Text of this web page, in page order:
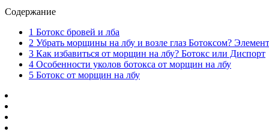
Содержание
1 Ботокс бровей и лба
2 Убрать морщины на лбу и возле глаз Ботоксом?
3 Как избавиться от морщин на лбу? Ботокс или Диспорт
4 Особенности уколов ботокса от морщин на лбу
5 Ботокс от морщин на лбу